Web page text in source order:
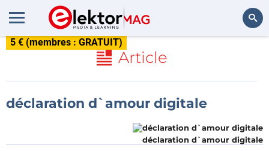
5 € (membres : GRATUIT)
Article
déclaration d`amour digitale
déclaration d`amour digitale